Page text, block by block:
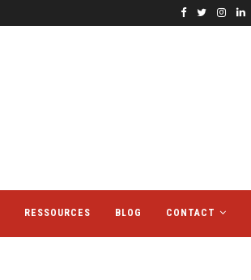
RESSOURCES BLOG CONTACT